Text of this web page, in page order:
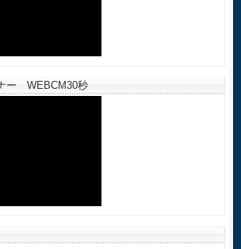
ー WEBCM30秒